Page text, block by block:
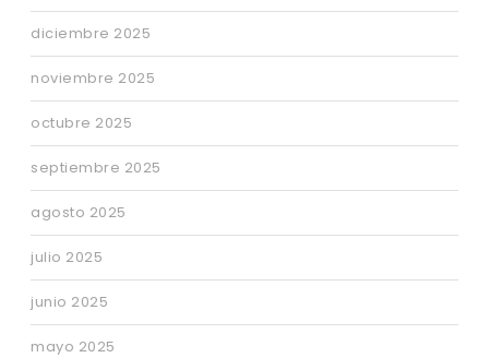
diciembre 2025
noviembre 2025
octubre 2025
septiembre 2025
agosto 2025
julio 2025
junio 2025
mayo 2025